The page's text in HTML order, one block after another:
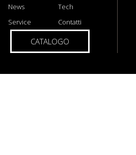
News
Tech
Service
Contatti
CATALOGO